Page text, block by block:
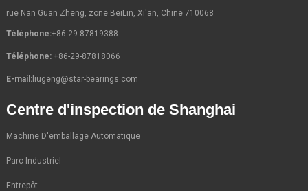
rue Nan Guan Zheng, zone BeiLin, Xi'an, Chine 710068
Téléphone:+86-29-87819388
Téléphone: +86-29-87818066
E-mail:liugeng@star-bearings.com
Centre d'inspection de Shanghai
Machine D'emballage Automatique
Parc Industriel
Entrepôt